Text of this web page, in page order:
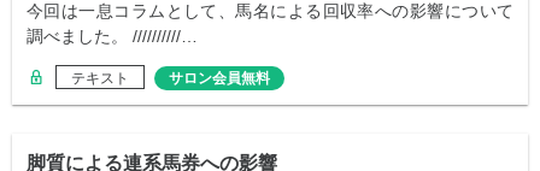
今回は一息コラムとして、馬名による回収率への影響について
調べました。 //////////…
テキスト サロン会員無料
脚質による連系馬券への影響